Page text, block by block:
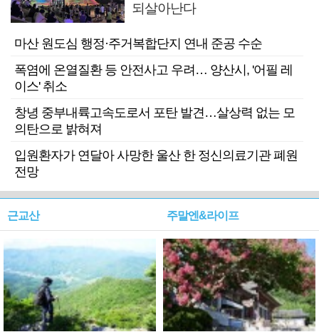
되살아난다
마산 원도심 행정·주거복합단지 연내 준공 수순
폭염에 온열질환 등 안전사고 우려… 양산시, '어필 레
이스' 취소
창녕 중부내륙고속도로서 포탄 발견…살상력 없는 모
의탄으로 밝혀져
입원환자가 연달아 사망한 울산 한 정신의료기관 폐원
전망
근교산 주말엔&라이프